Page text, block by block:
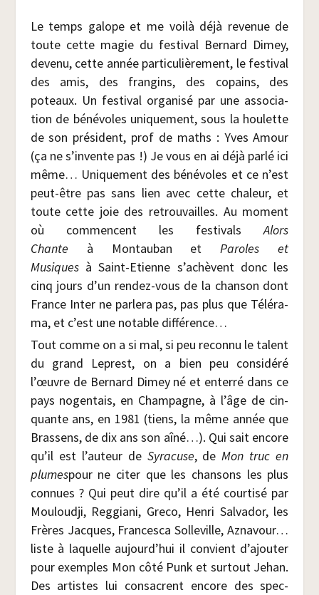
Le temps galope et me voi­là déjà reve­nue de
toute cette magie du fes­ti­val Ber­nard Dimey,
deve­nu, cette année par­ti­cu­liè­re­ment, le fes­ti­val
des amis, des fran­gins, des copains, des
poteaux. Un fes­ti­val orga­ni­sé par une asso­cia­
tion de béné­voles uni­que­ment, sous la hou­lette
de son pré­sident, prof de maths : Yves Amour
(ça ne s’invente pas !) Je vous en ai déjà par­lé ici
même… Uni­que­ment des béné­voles et ce n’est
peut-être pas sans lien avec cette cha­leur, et
toute cette joie des retrou­vailles. Au moment
où com­mencent les fes­ti­valsAlors
Chante à Mon­tau­ban etParoles et
Musiquesà Saint-Etienne s’achèvent donc les
cinq jours d’un ren­dez-vous de la chan­son dont
France Inter ne par­le­ra pas, pas plus que Télé­ra­
ma, et c’est une notable différence…
Tout comme on a si mal, si peu recon­nu le talent
du grand Leprest, on a bien peu consi­dé­ré
l’œuvre de Ber­nard Dimey né et enter­ré dans ce
pays nogen­tais, en Cham­pagne, à l’âge de cin­
quante ans, en 1981 (tiens, la même année que
Bras­sens, de dix ans son aîné…). Qui sait encore
qu’il est l’auteur de Syra­cuse, deMon truc en
plumespour ne citer que les chan­sons les plus
connues ? Qui peut dire qu’il a été cour­ti­sé par
Mou­loud­ji, Reg­gia­ni, Gre­co, Hen­ri Sal­va­dor, les
Frères Jacques, Fran­ces­ca Sol­le­ville, Azna­vour…
liste à laquelle aujourd’hui il convient d’ajouter
pour exemples Mon côté Punk et sur­tout Jehan.
Des artistes lui consacrent encore des spec­